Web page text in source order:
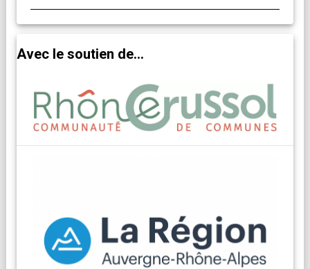
Avec le soutien de...